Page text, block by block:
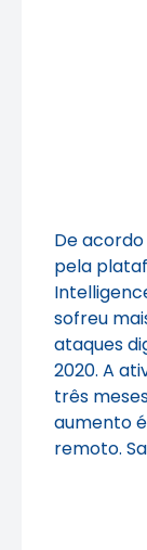
De
pela
sofreu
ataques
2020. A
três
aumento
remoto.